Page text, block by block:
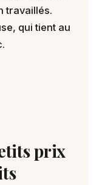
travaillés.
qui tient au
prix